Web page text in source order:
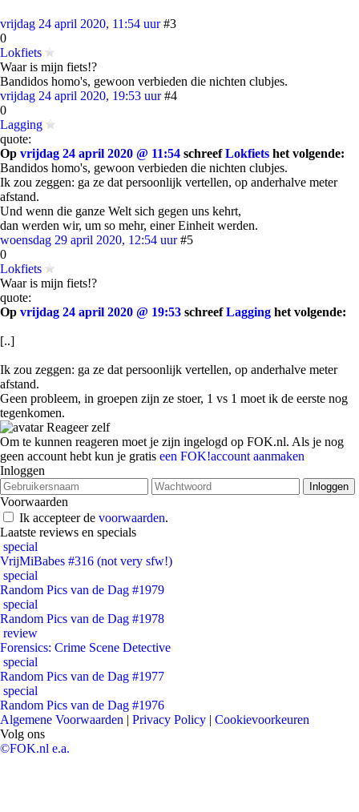
vrijdag 24 april 2020, 11:54 uur #3
0
Lokfiets
Waar is mijn fiets!?
Bandidos homo's, gewoon verbieden die nichten clubjes.
vrijdag 24 april 2020, 19:53 uur #4
0
Lagging
quote:
Op vrijdag 24 april 2020 @ 11:54 schreefLokfiets het volgende:
Bandidos homo's, gewoon verbieden die nichten clubjes.
Ik zou zeggen: ga ze dat persoonlijk vertellen, op anderhalve meter
afstand.
Und wenn die ganze Welt sich gegen uns kehrt,
dan werden wir, um so mehr, einer Einheit werden.
woensdag 29 april 2020, 12:54 uur #5
0
Lokfiets
Waar is mijn fiets!?
quote:
Op vrijdag 24 april 2020 @ 19:53 schreefLagging het volgende:
[..]
Ik zou zeggen: ga ze dat persoonlijk vertellen, op anderhalve meter
afstand.
Geen probleem, in groepen zijn ze stoer, 1 vs 1 moet ik de eerste nog
tegenkomen.
Reageer zelf
Om te kunnen reageren moet je zijn ingelogd op FOK.nl. Als je nog
geen account hebt kun je gratis een FOK!account aanmaken
Inloggen
Voorwaarden
Ik accepteer de voorwaarden.
Laatste reviews en specials
special
VrijMiBabes #316 (not very sfw!)
special
Random Pics van de Dag #1979
special
Random Pics van de Dag #1978
review
Forensics: Crime Scene Detective
special
Random Pics van de Dag #1977
special
Random Pics van de Dag #1976
Algemene Voorwaarden | Privacy Policy | Cookievoorkeuren
Volg ons
©FOK.nl e.a.